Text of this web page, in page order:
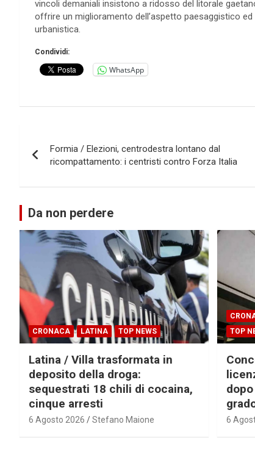
vincoli demaniali insistono a ridosso del litorale
offrire un miglioramento dell’aspetto paesaggistico
urbanistica.
Condividi:
WhatsApp
articoli
Formia / Elezioni, centrodestra lontano dal
ricompattamento: i centristi contro Forza Italia
Da non perdere
CRONACA LATINA TOP NEWS
Latina / Villa trasformata in
deposito della droga:
sequestrati 18 chili di cocaina,
cinque arresti
6 Agosto 2026 Stefano Maione
TOP
6